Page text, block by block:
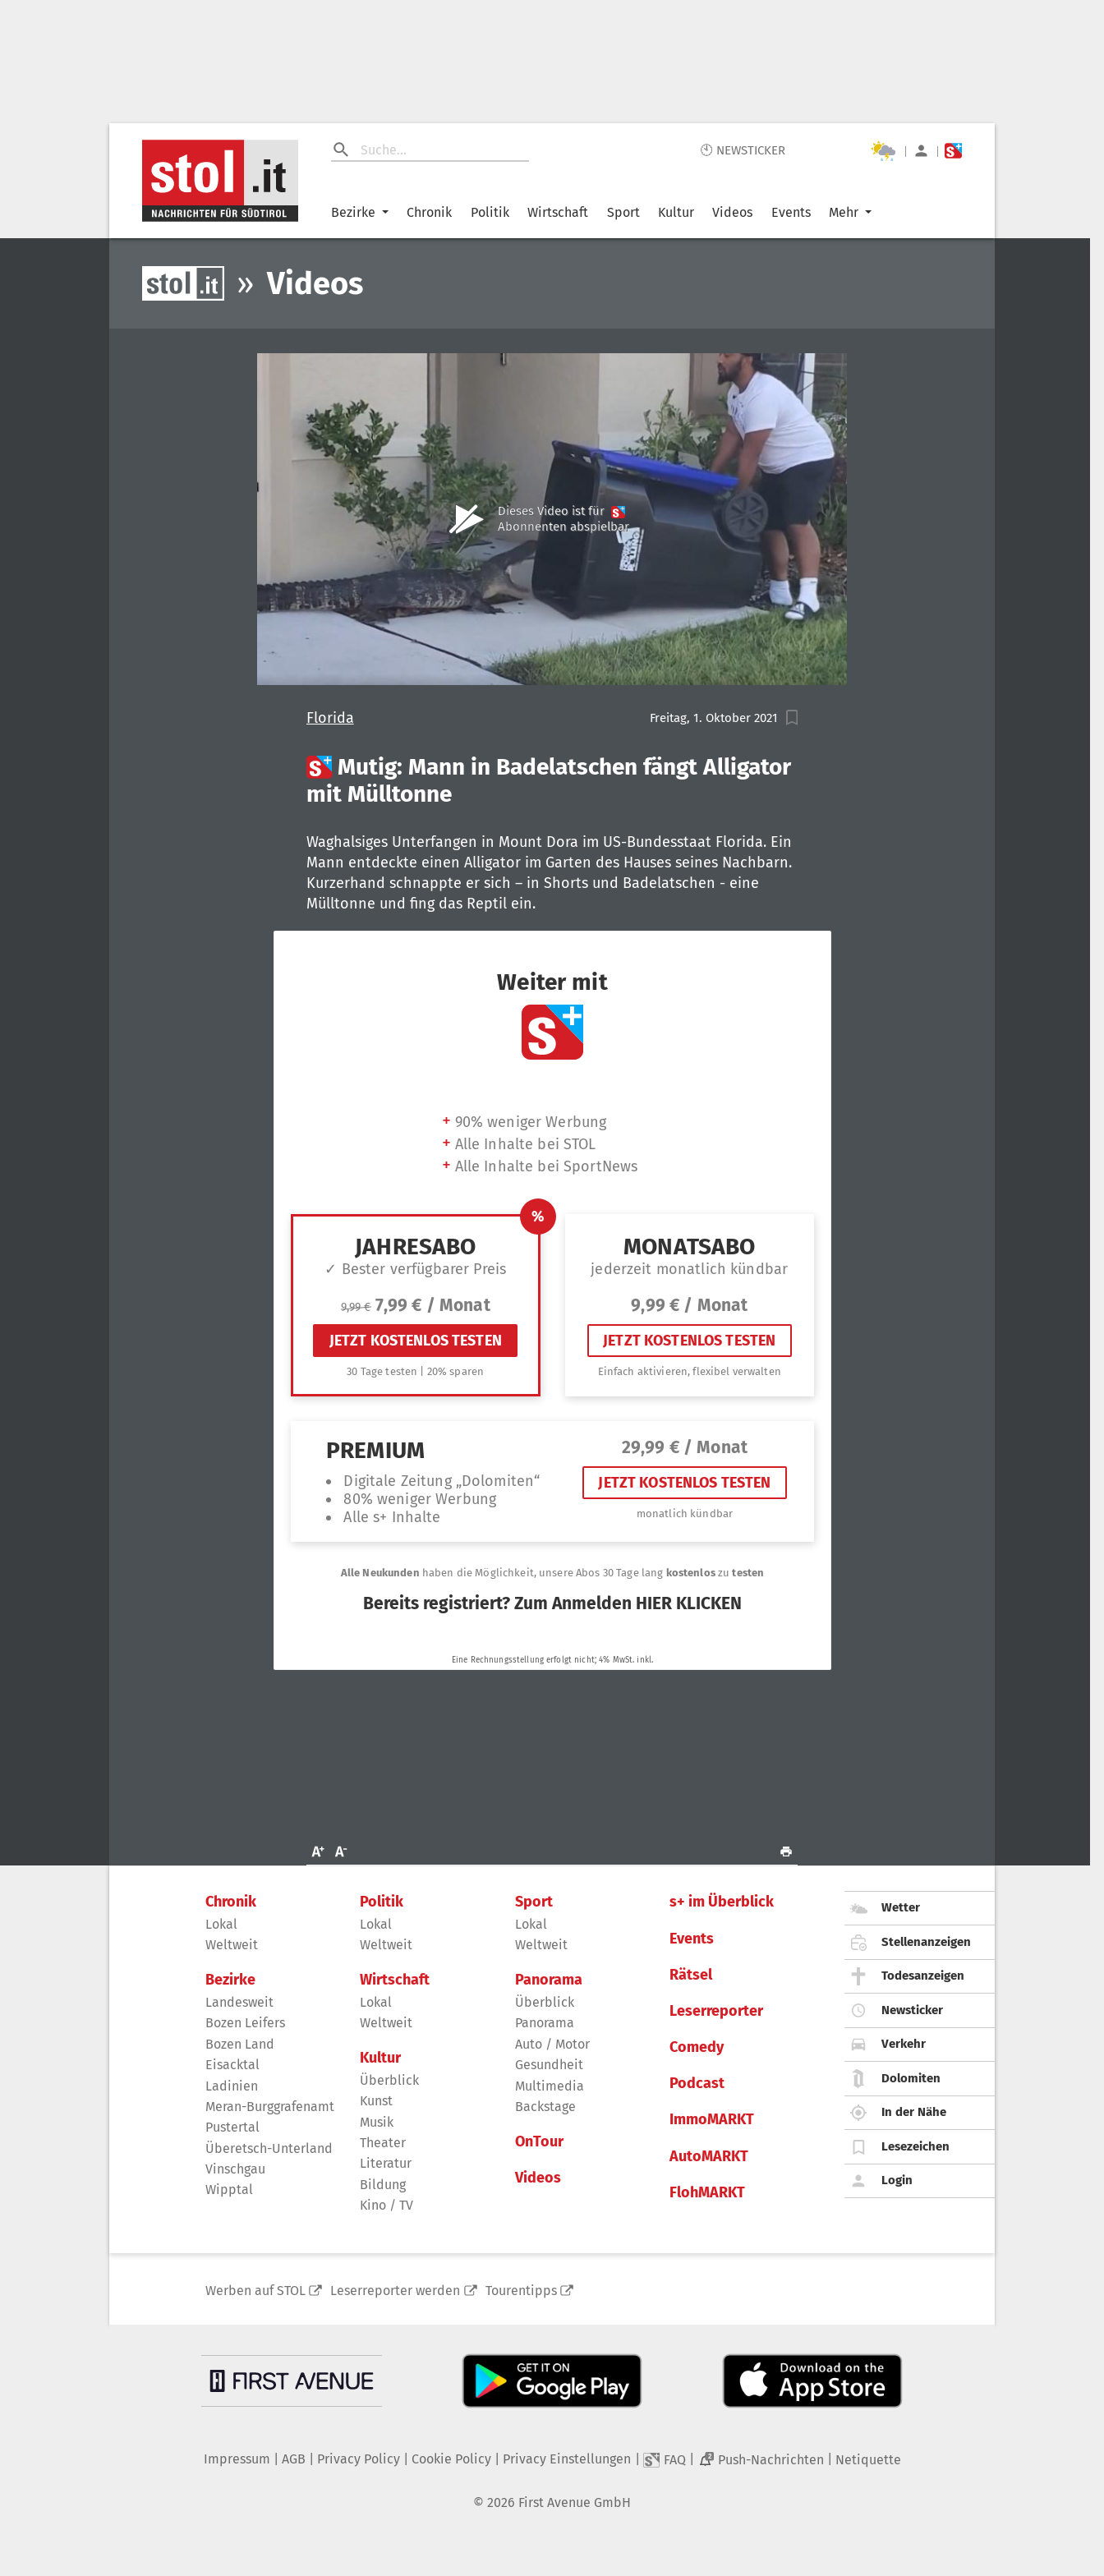
🕙 NEWSTICKER | |
Bezirke Chronik Politik Wirtschaft Sport Kultur Videos Events Mehr
» Videos
Dieses Video ist für
Abonnenten abspielbar
Florida Freitag, 1. Oktober 2021
 Mutig: Mann in Badelatschen fängt Alligator
mit Mülltonne
Waghalsiges Unterfangen in Mount Dora im US-Bundesstaat Florida. Ein
Mann entdeckte einen Alligator im Garten des Hauses seines Nachbarn.
Kurzerhand schnappte er sich – in Shorts und Badelatschen - eine
Mülltonne und fing das Reptil ein.
Chronik
Lokal
Weltweit
Bezirke
Landesweit
Bozen Leifers
Bozen Land
Eisacktal
Ladinien
Meran-Burggrafenamt
Pustertal
Überetsch-Unterland
Vinschgau
Wipptal
Politik
Lokal
Weltweit
Wirtschaft
Lokal
Weltweit
Kultur
Überblick
Kunst
Musik
Theater
Literatur
Bildung
Kino / TV
Sport
Lokal
Weltweit
Panorama
Überblick
Panorama
Auto / Motor
Gesundheit
Multimedia
Backstage
OnTour
Videos
s+ im Überblick
Events
Rätsel
Leserreporter
Comedy
Podcast
ImmoMARKT
AutoMARKT
FlohMARKT
Wetter
Stellenanzeigen
Todesanzeigen
Newsticker
Verkehr
Dolomiten
In der Nähe
Lesezeichen
Login
Werben auf STOL Leserreporter werden Tourentipps
Impressum AGB Privacy Policy| Cookie Policy| Privacy Einstellungen FAQ 2 Push-Nachrichten Netiquette
© 2026 First Avenue GmbH